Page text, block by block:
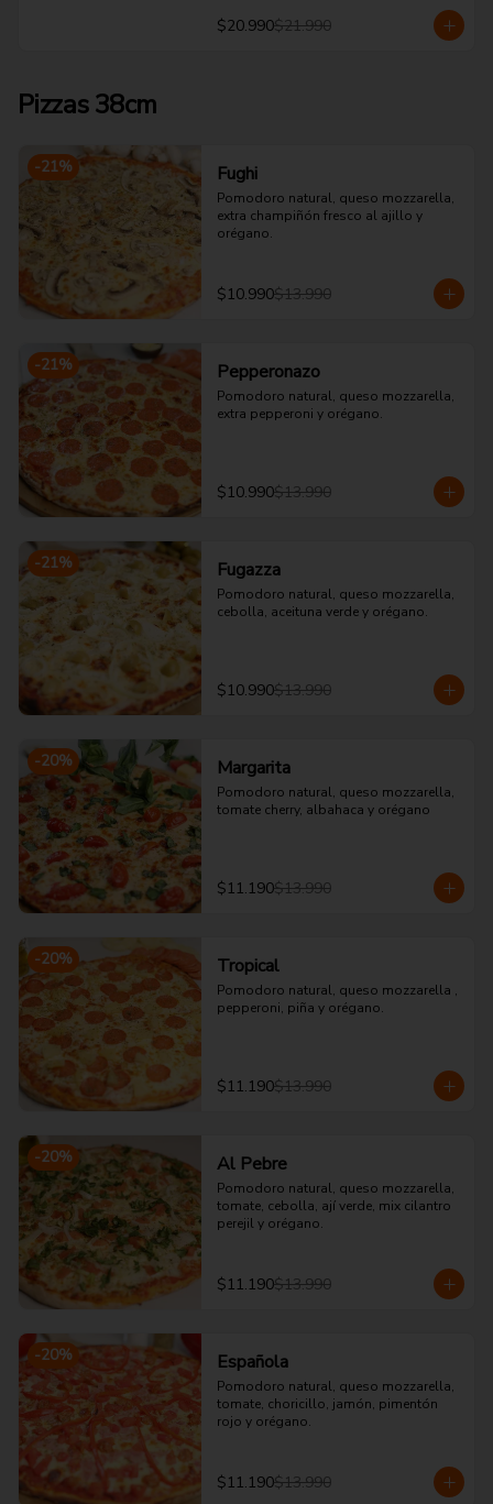
$20.990$21.990
Pizzas 38cm
-21% Fughi
Pomodoro natural, queso mozzarella,
extra champiñón fresco al ajillo y
orégano.
$10.990$13.990
-21% Pepperonazo
Pomodoro natural, queso mozzarella,
extra pepperoni y orégano.
$10.990$13.990
-21% Fugazza
Pomodoro natural, queso mozzarella,
cebolla, aceituna verde y orégano.
$10.990$13.990
-20% Margarita
Pomodoro natural, queso mozzarella,
tomate cherry, albahaca y orégano
$11.190$13.990
-20% Tropical
Pomodoro natural, queso mozzarella ,
pepperoni, piña y orégano.
$11.190$13.990
-20% Al Pebre
Pomodoro natural, queso mozzarella,
tomate, cebolla, ají verde, mix cilantro
perejil y orégano.
$11.190$13.990
-20% Española
Pomodoro natural, queso mozzarella,
tomate, choricillo, jamón, pimentón
rojo y orégano.
$11.190$13.990